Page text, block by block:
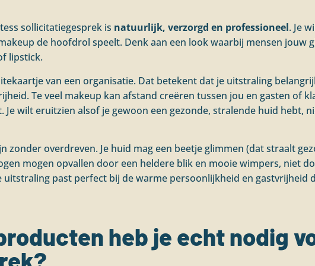
sollicitatiegesprek is natuurlijk, verzorgd en professioneel. Je
de hoofdrol speelt. Denk aan een look waarbij mensen jouw
lipstick.
van een organisatie. Dat betekent dat je uitstraling
Te veel makeup kan afstand creëren tussen jou en gasten of
wilt eruitzien alsof je gewoon een gezonde, stralende huid hebt,
zonder overdreven. Je huid mag een beetje glimmen (dat straalt
mogen opvallen door een heldere blik en mooie wimpers, niet
past perfect bij de warme persoonlijkheid en gastvrijheid
heb je echt nodig